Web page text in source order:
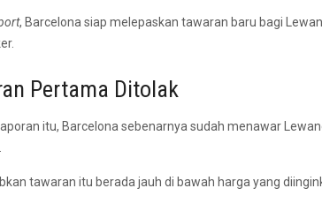
, Barcelona siap melepaskan tawaran baru bagi
Pertama Ditolak
itu, Barcelona sebenarnya sudah menawar
tawaran itu berada jauh di bawah harga yang